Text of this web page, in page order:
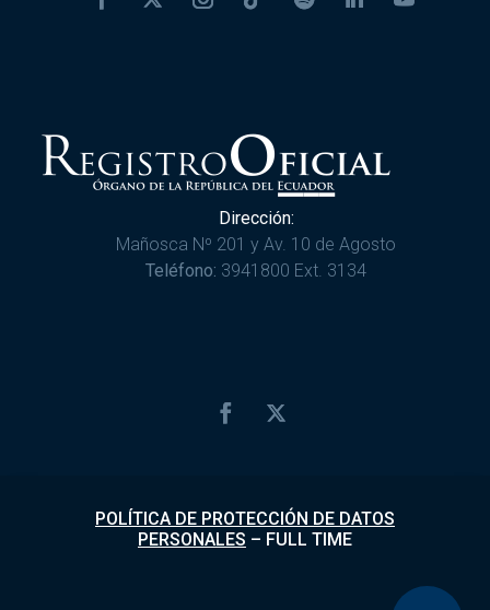
Dirección:
Mañosca Nº 201 y Av. 10 de Agosto
Teléfono: 3941800 Ext. 3134
POLÍTICA DE PROTECCIÓN DE DATOS
PERSONALES – FULL TIME